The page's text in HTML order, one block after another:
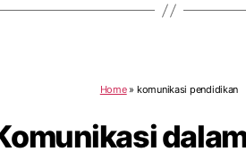
Home» komunikasi pendidikan